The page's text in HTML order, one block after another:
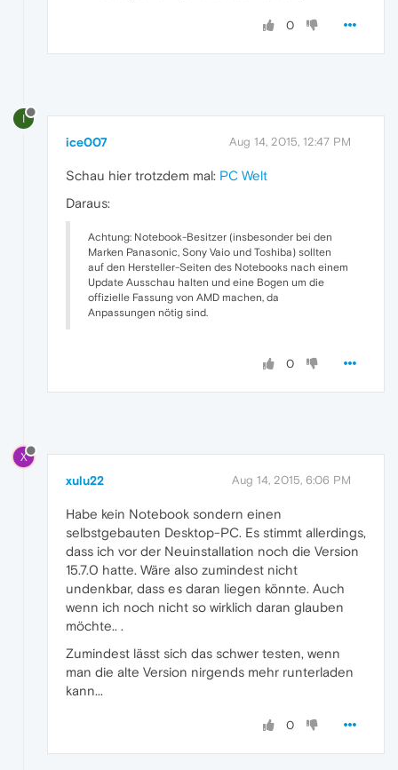
0
I
ice007 Aug 14, 2015, 12:47 PM
Schau hier trotzdem mal: PC Welt
Daraus:
Achtung: Notebook-Besitzer (insbesonder bei den
Marken Panasonic, Sony Vaio und Toshiba) sollten
auf den Hersteller-Seiten des Notebooks nach einem
Update Ausschau halten und eine Bogen um die
offizielle Fassung von AMD machen, da
Anpassungen nötig sind.
0
X
xulu22 Aug 14, 2015, 6:06 PM
Habe kein Notebook sondern einen
selbstgebauten Desktop-PC. Es stimmt allerdings,
dass ich vor der Neuinstallation noch die Version
15.7.0 hatte. Wäre also zumindest nicht
undenkbar, dass es daran liegen könnte. Auch
wenn ich noch nicht so wirklich daran glauben
möchte.. .
Zumindest lässt sich das schwer testen, wenn
man die alte Version nirgends mehr runterladen
kann...
0